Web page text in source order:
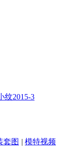
纹2015-3
套图 | 模特视频